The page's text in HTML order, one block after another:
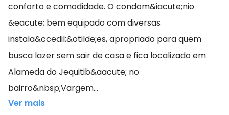
conforto e comodidade. O condom&iacute;nio
&eacute; bem equipado com diversas
instala&ccedil;&otilde;es, apropriado para quem
busca lazer sem sair de casa e fica localizado em
Alameda do Jequitib&aacute; no
bairro&nbsp;Vargem...
Ver mais